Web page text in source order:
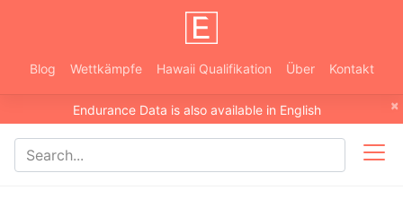
Blog Wettkämpfe Hawaii Qualifikation Über Kontakt
×
Endurance Data is also available in English